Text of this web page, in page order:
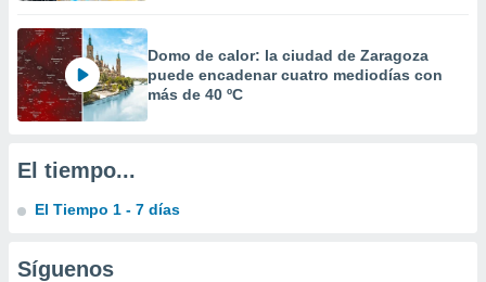
del
de
o a través
de
de
con el
Domo de calor: la ciudad de Zaragoza
puede encadenar cuatro mediodías con
más de 40 ºC
El tiempo...
El Tiempo 1 - 7 días
Síguenos